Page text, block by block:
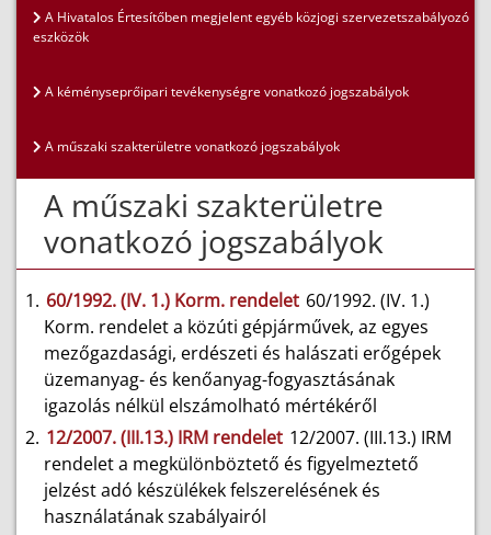
A Hivatalos Értesítőben megjelent egyéb közjogi szervezetszabályozó
eszközök
A kéményseprőipari tevékenységre vonatkozó jogszabályok
A műszaki szakterületre vonatkozó jogszabályok
A műszaki szakterületre
vonatkozó jogszabályok
60/1992. (IV. 1.) Korm. rendelet 60/1992. (IV. 1.)
Korm. rendelet a közúti gépjárművek, az egyes
mezőgazdasági, erdészeti és halászati erőgépek
üzemanyag- és kenőanyag-fogyasztásának
igazolás nélkül elszámolható mértékéről
12/2007. (III.13.) IRM rendelet 12/2007. (III.13.) IRM
rendelet a megkülönböztető és figyelmeztető
jelzést adó készülékek felszerelésének és
használatának szabályairól